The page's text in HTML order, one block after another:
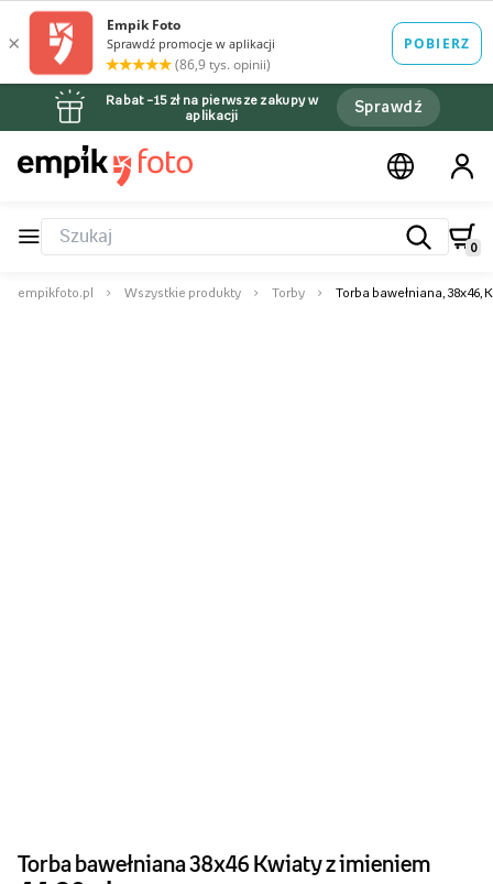
Rabat –15 zł na pierwsze zakupy w
aplikacji
Sprawdź
0
empikfoto.pl Wszystkie produkty Torby Torba bawełniana, 38x46,